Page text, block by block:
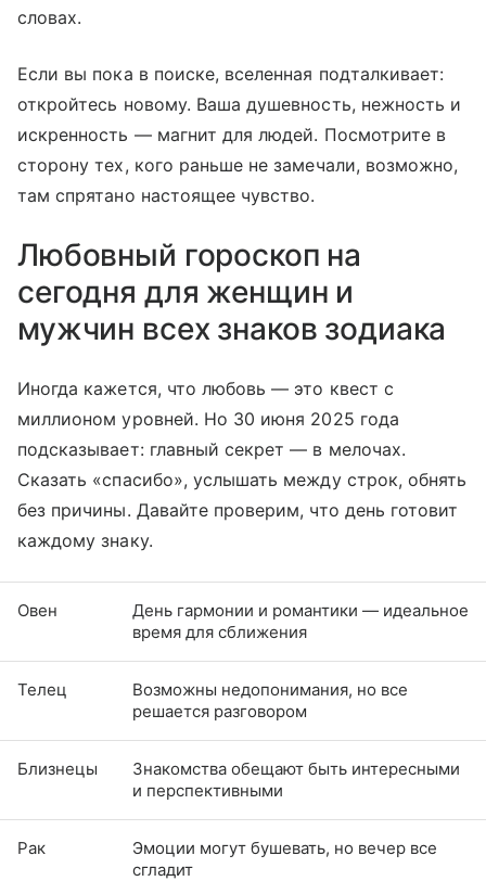
словах.
Если вы пока в поиске, вселенная подталкивает:
откройтесь новому. Ваша душевность, нежность и
искренность — магнит для людей. Посмотрите в
сторону тех, кого раньше не замечали, возможно,
там спрятано настоящее чувство.
Любовный гороскоп на
сегодня для женщин и
мужчин всех знаков зодиака
Иногда кажется, что любовь — это квест с
миллионом уровней. Но 30 июня 2025 года
подсказывает: главный секрет — в мелочах.
Сказать «спасибо», услышать между строк, обнять
без причины. Давайте проверим, что день готовит
каждому знаку.
Овен
День гармонии и романтики — идеальное
время для сближения
Телец
Возможны недопонимания, но все
решается разговором
Близнецы
Знакомства обещают быть интересными
и перспективными
Рак
Эмоции могут бушевать, но вечер все
сгладит